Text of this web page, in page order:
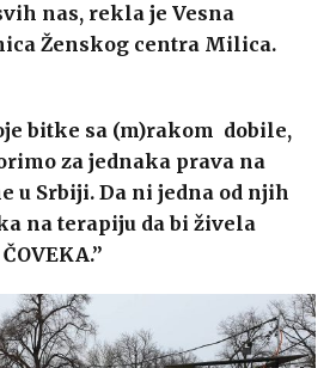
nas, rekla je Vesna
Ženskog centra Milica.
bitke sa (m)rakom dobile,
za jednaka prava na
u Srbiji. Da ni jedna od njih
na terapiju da bi živela